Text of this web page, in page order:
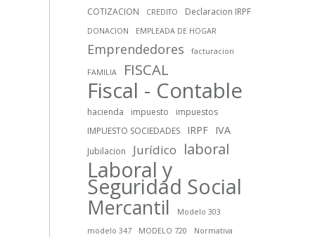
COTIZACION CREDITO Declaracion IRPF
DONACION EMPLEADA DE HOGAR
Emprendedores facturacion
FAMILIA FISCAL
Fiscal - Contable
hacienda impuesto
impuestos
IMPUESTO SOCIEDADES
IRPF IVA
Jubilacion Jurídico laboral
Laboral y
Seguridad Social
Mercantil
Modelo 303
modelo 347
MODELO 720
Normativa